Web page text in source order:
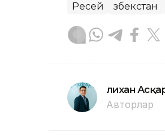
Ресей Өзбекстан
Әлихан
Авторлар